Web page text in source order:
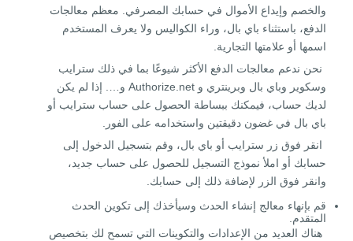
والخصم وإيداع الأموال في حسابك المصرفي. معظم معالجات
الدفع، باستثناء باي بال، وراء الكواليس ولا يعرف المستخدم
اسمها أو علامتها التجارية.
نحن ندعم معالجات الدفع الأكثر شيوعًا بما في ذلك سترايب
وسكوير وباي بال وبرينتري و Authorize.net و…. إذا لم يكن
لديك حساب، فيمكنك ببساطة الحصول على حساب سترايب أو
باي بال في غضون دقيقتين واستخدامه على الفور.
انقر فوق زر سترايب أو باي بال، وقم بتسجيل الدخول إلى
حسابك أو املأ نموذج التسجيل للحصول على حساب جديد،
وانقر فوق الزر لإضافة ذلك إلى حسابك.
قم بإنهاء معالج إنشاء الحدث وسيأخذك إلى تكوين الحدث
المتقدم.
هناك العديد من الإعدادات والتكوينات التي تسمح لك بتخصيص